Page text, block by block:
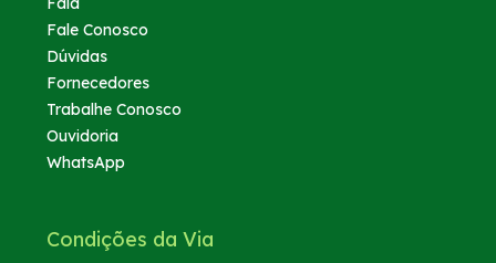
Fale Conosco
Dúvidas
Fornecedores
Trabalhe Conosco
Ouvidoria
WhatsApp
Condições da Via